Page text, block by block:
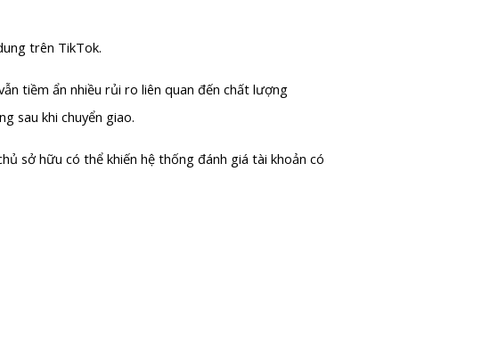
trên TikTok.
tiềm ẩn nhiều rủi ro liên quan đến chất lượng
sau khi chuyển giao.
sở hữu có thể khiến hệ thống đánh giá tài khoản có